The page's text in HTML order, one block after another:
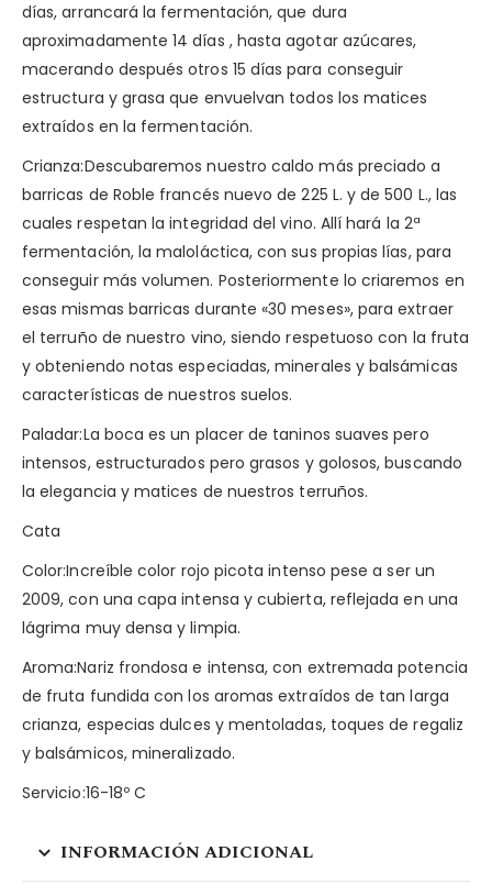
días, arrancará la fermentación, que dura
aproximadamente 14 días , hasta agotar azúcares,
macerando después otros 15 días para conseguir
estructura y grasa que envuelvan todos los matices
extraídos en la fermentación.
Crianza:Descubaremos nuestro caldo más preciado a
barricas de Roble francés nuevo de 225 L. y de 500 L., las
cuales respetan la integridad del vino. Allí hará la 2ª
fermentación, la maloláctica, con sus propias lías, para
conseguir más volumen. Posteriormente lo criaremos en
esas mismas barricas durante «30 meses», para extraer
el terruño de nuestro vino, siendo respetuoso con la fruta
y obteniendo notas especiadas, minerales y balsámicas
características de nuestros suelos.
Paladar:La boca es un placer de taninos suaves pero
intensos, estructurados pero grasos y golosos, buscando
la elegancia y matices de nuestros terruños.
Cata
Color:Increíble color rojo picota intenso pese a ser un
2009, con una capa intensa y cubierta, reflejada en una
lágrima muy densa y limpia.
Aroma:Nariz frondosa e intensa, con extremada potencia
de fruta fundida con los aromas extraídos de tan larga
crianza, especias dulces y mentoladas, toques de regaliz
y balsámicos, mineralizado.
Servicio:16-18º C
INFORMACIÓN ADICIONAL